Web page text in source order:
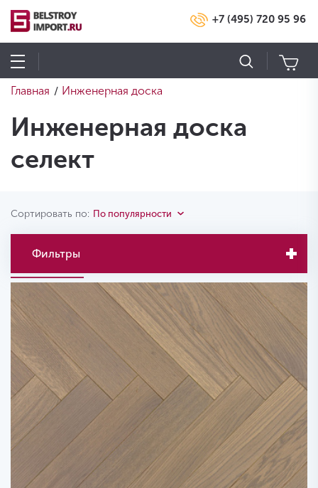
+7 (495) 720 95 96
Главная / Инженерная доска
Инженерная доска
селект
Сортировать по: По популярности
Фильтры